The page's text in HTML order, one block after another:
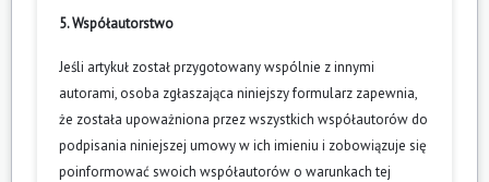
5. Współautorstwo
Jeśli artykuł został przygotowany wspólnie z innymi
autorami, osoba zgłaszająca niniejszy formularz zapewnia,
że została upoważniona przez wszystkich współautorów do
podpisania niniejszej umowy w ich imieniu i zobowiązuje się
poinformować swoich współautorów o warunkach tej